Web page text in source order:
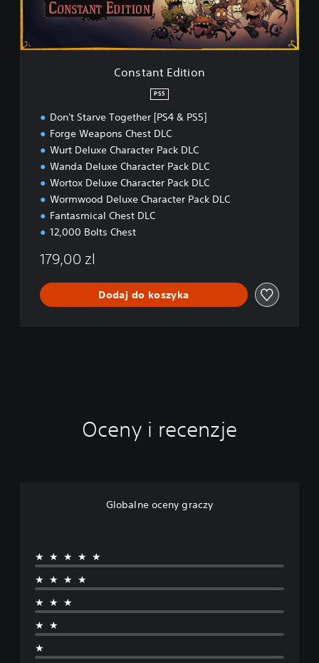
E
d
i
t
Constant Edition
PS5
Don't Starve Together [PS4 & PS5]
Forge Weapons Chest DLC
Wurt Deluxe Character Pack DLC
Wanda Deluxe Character Pack DLC
Wortox Deluxe Character Pack DLC
Wormwood Deluxe Character Pack DLC
Fantasmical Chest DLC
12,000 Bolts Chest
179,00 zl
Dodaj do koszyka
Oceny i recenzje
Globalne oceny graczy
★★★★★
★★★★
★★★
★★
★